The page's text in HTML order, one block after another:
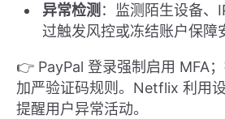
异常检测 ：监测陌生设备、
过触发风控或冻结账户保障
👉 PayPal 登录强制启用 MFA
加严验证码规则。Netflix 利用
提醒用户异常活动。